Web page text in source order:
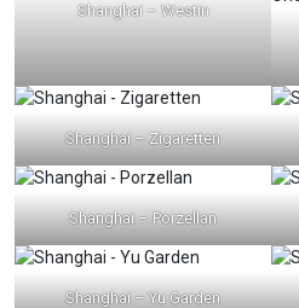
Shanghai – Westin
Shanghai – Zigaretten
Shanghai – Porzellan
Shanghai – Yu Garden